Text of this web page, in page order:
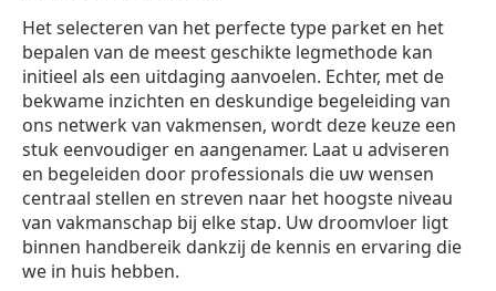
Het selecteren van het perfecte type parket en het
bepalen van de meest geschikte legmethode kan
initieel als een uitdaging aanvoelen. Echter, met de
bekwame inzichten en deskundige begeleiding van
ons netwerk van vakmensen, wordt deze keuze een
stuk eenvoudiger en aangenamer. Laat u adviseren
en begeleiden door professionals die uw wensen
centraal stellen en streven naar het hoogste niveau
van vakmanschap bij elke stap. Uw droomvloer ligt
binnen handbereik dankzij de kennis en ervaring die
we in huis hebben.